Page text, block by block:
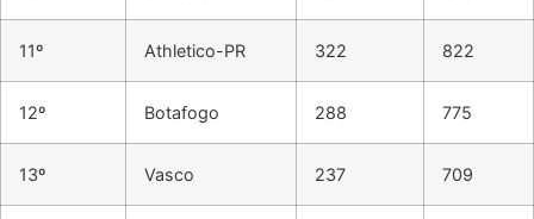
11º Athletico-PR 322 822
12º Botafogo 288 775
13º Vasco 237 709